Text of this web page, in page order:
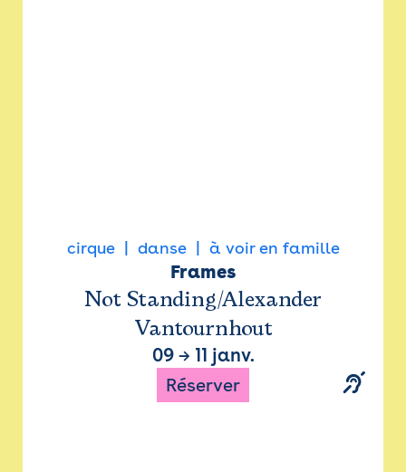
cirque danse à voir en famille
Frames
Not Standing/Alexander
Vantournhout
09→ 11 janv.
Réserver